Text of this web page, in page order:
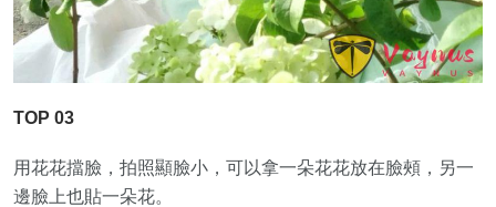
TOP 03
用花花擋臉，拍照顯臉小，可以拿一朵花花放在臉頰，另一
邊臉上也貼一朵花。